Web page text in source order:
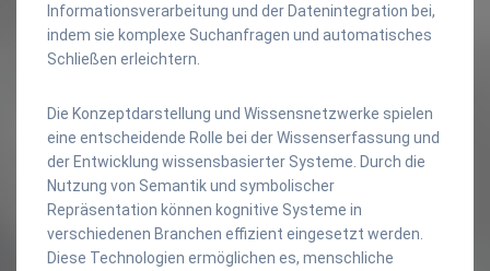
Informationsverarbeitung und der Datenintegration bei,
indem sie komplexe Suchanfragen und automatisches
Schließen erleichtern.
Die Konzeptdarstellung und Wissensnetzwerke spielen
eine entscheidende Rolle bei der Wissenserfassung und
der Entwicklung wissensbasierter Systeme. Durch die
Nutzung von Semantik und symbolischer
Repräsentation können kognitive Systeme in
verschiedenen Branchen effizient eingesetzt werden.
Diese Technologien ermöglichen es, menschliche